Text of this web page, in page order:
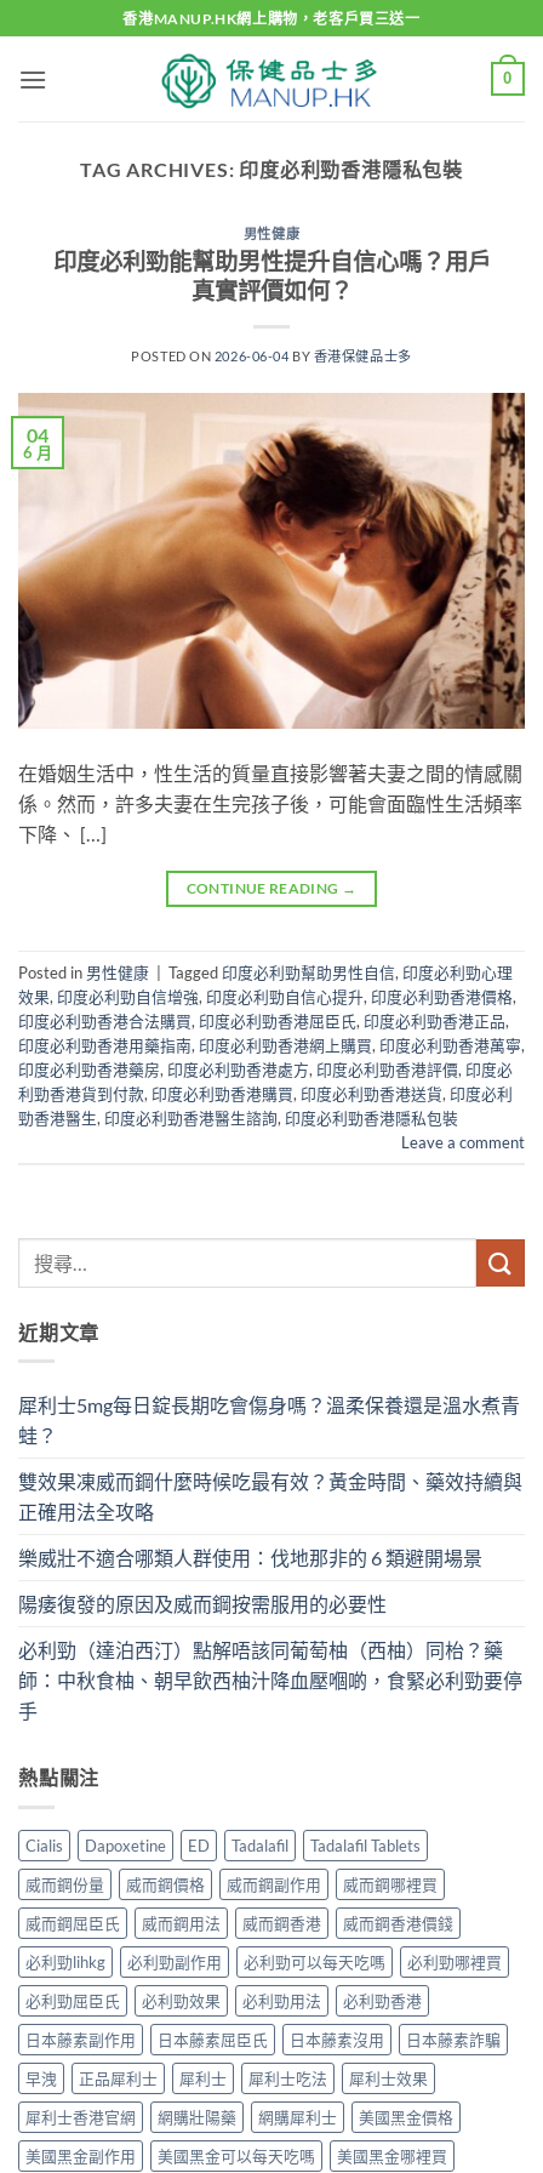
to
content
香港MANUP.HK網上購物，老客戶買三送一
0
TAG ARCHIVES: 印度必利勁香港隱私包裝
男性健康
印度必利勁能幫助男性提升自信心嗎？用戶
真實評價如何？
POSTED ON 2026-06-04 BY 香港保健品士多
04
6 月
在婚姻生活中，性生活的質量直接影響著夫妻之間的情感關
係。然而，許多夫妻在生完孩子後，可能會面臨性生活頻率
下降、 […]
CONTINUE READING →
Posted in 男性健康 Tagged 印度必利勁幫助男性自信, 印度必利勁心理
效果, 印度必利勁自信增強, 印度必利勁自信心提升, 印度必利勁香港價格,
印度必利勁香港合法購買, 印度必利勁香港屈臣氏, 印度必利勁香港正品,
印度必利勁香港用藥指南, 印度必利勁香港網上購買, 印度必利勁香港萬寧,
印度必利勁香港藥房, 印度必利勁香港處方, 印度必利勁香港評價, 印度必
利勁香港貨到付款, 印度必利勁香港購買, 印度必利勁香港送貨, 印度必利
勁香港醫生, 印度必利勁香港醫生諮詢, 印度必利勁香港隱私包裝
Leave a comment
近期文章
犀利士5mg每日錠長期吃會傷身嗎？溫柔保養還是溫水煮青
蛙？
雙效果凍威而鋼什麼時候吃最有效？黃金時間、藥效持續與
正確用法全攻略
樂威壯不適合哪類人群使用：伐地那非的 6 類避開場景
陽痿復發的原因及威而鋼按需服用的必要性
必利勁（達泊西汀）點解唔該同葡萄柚（西柚）同枱？藥
師：中秋食柚、朝早飲西柚汁降血壓嗰啲，食緊必利勁要停
手
熱點關注
Cialis Dapoxetine ED Tadalafil
Tadalafil Tablets
威而鋼份量
威而鋼價格 威而鋼副作用
威而鋼哪裡買
威而鋼屈臣氏
威而鋼用法 威而鋼香港
威而鋼香港價錢
必利勁lihkg
必利勁副作用 必利勁可以每天吃嗎
必利勁哪裡買
必利勁屈臣氏
必利勁效果 必利勁用法
必利勁香港
日本藤素副作用
日本藤素屈臣氏 日本藤素沒用
日本藤素詐騙
早洩
正品犀利士 犀利士 犀利士吃法
犀利士效果
犀利士香港官網
網購壯陽藥 網購犀利士
美國黑金價格
美國黑金副作用
美國黑金可以每天吃嗎 美國黑金哪裡買